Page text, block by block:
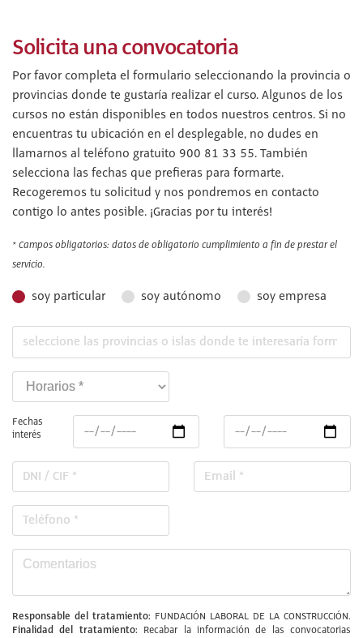
Solicita una convocatoria
Por favor completa el formulario seleccionando la provincia o
provincias donde te gustaría realizar el curso. Algunos de los
cursos no están disponibles en todos nuestros centros. Si no
encuentras tu ubicación en el desplegable, no dudes en
llamarnos al teléfono gratuito 900 81 33 55. También
selecciona las fechas que prefieras para formarte.
Recogeremos tu solicitud y nos pondremos en contacto
contigo lo antes posible. ¡Gracias por tu interés!
* Campos obligatorios: datos de obligatorio cumplimiento a fin de prestar el
servicio.
soy particular soy autónomo soy empresa
Fechas
interés
Responsable del tratamiento: FUNDACIÓN LABORAL DE LA CONSTRUCCIÓN.
Finalidad del tratamiento: Recabar la información de las convocatorias